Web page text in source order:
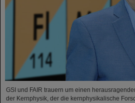
GSI und FAIR trauern um einen
der Kernphysik, der die kernphysikalische